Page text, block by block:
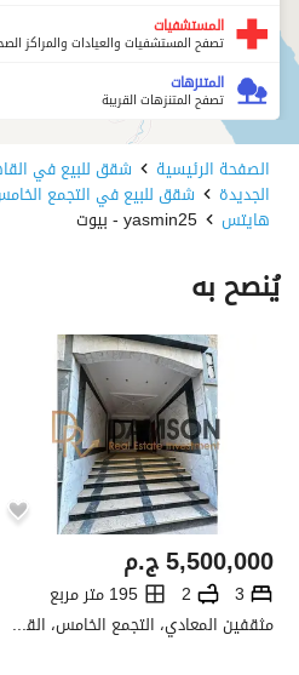
المستشفيات
تصفح المستشفيات والعيادات والمراكز
المتنزهات
تصفح المتنزهات القريبة
الصفحة الرئيسية شقق للبيع في
الجديدة شقق للبيع في التجمع
هايتس yasmin25 - بيوت
يُنصح به
ج.م5,500,000
3
2
195 متر مربع
مثقفين المعادي، التجمع الخامس، القاهرة الجديدة، القاهرة